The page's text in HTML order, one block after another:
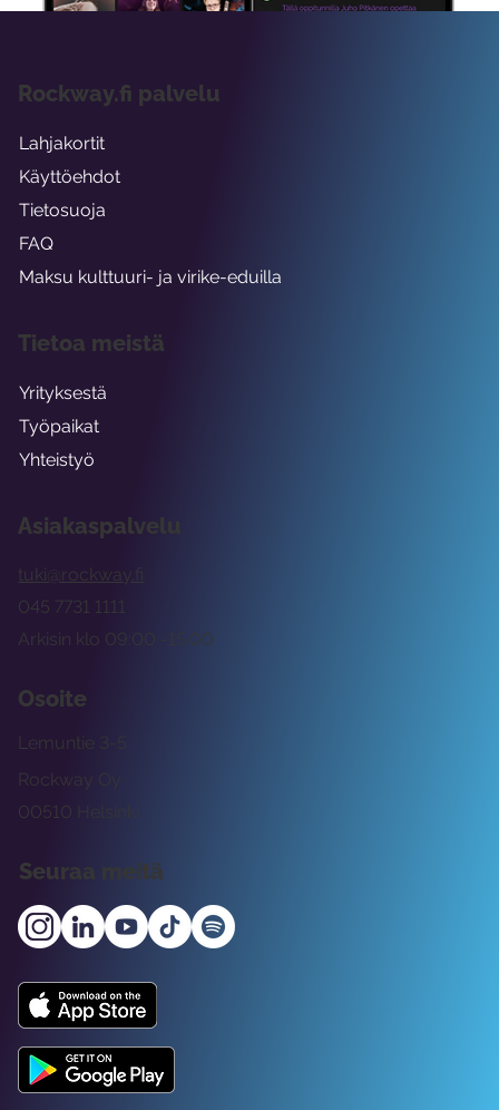
Asiakaspalvelu
tuki@rockway.fi
Arkisin klo 09:00 -15:00
045 7731 1111
Osoite
Rockway Oy
Lemuntie 3-5
00510 Helsinki
Seuraa meitä
Rockway.fi palvelu
Lahjakortit
Käyttöehdot
Tietosuoja
FAQ
Maksu kulttuuri- ja virike-eduilla
Tietoa meistä
Yrityksestä
Työpaikat
Yhteistyö